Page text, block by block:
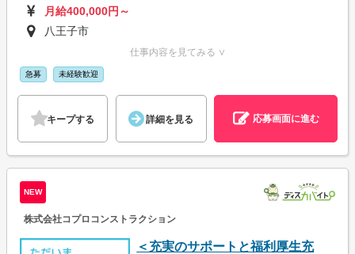
月給400,000円～
八王子市
仕事内容を見てみる ∨
急募 未経験歓迎
キープする 詳細を見る 応募画面に進む
NEW
株式会社コプロコンストラクション
＜充実のサポートと福利厚生充